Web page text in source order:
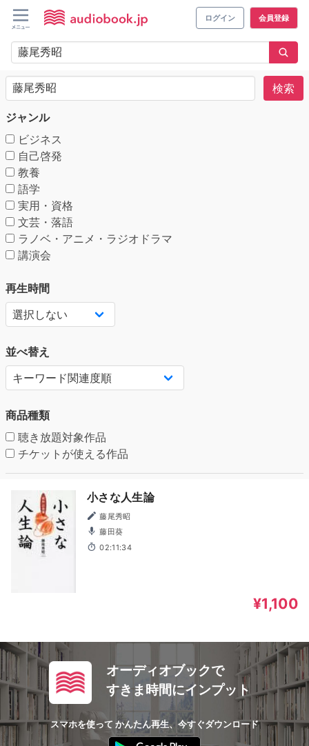
ログイン 会員登録
検索
ジャンル
ビジネス
自己啓発
教養
語学
実用・資格
文芸・落語
ラノベ・アニメ・ラジオドラマ
講演会
再生時間
並べ替え
商品種類
聴き放題対象作品
チケットが使える作品
小さな人生論
藤尾秀昭
藤田葵
02:11:34
¥1,100
オーディオブックで
すきま時間にインプット
スマホを使って かんたん再生、今すぐダウンロード